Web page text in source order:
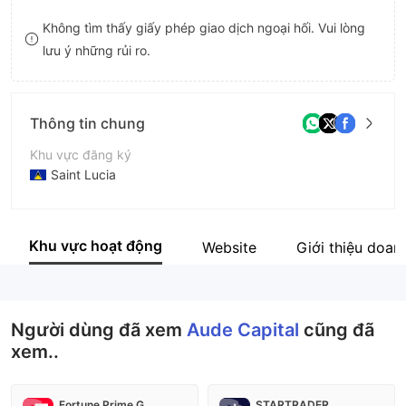
8
9
Không tìm thấy giấy phép giao dịch ngoại hối. Vui lòng
lưu ý những rủi ro.
Thông tin chung
Khu vực đăng ký
Saint Lucia
Tên công ty
Khu vực hoạt động Website Giới thiệu
Người dùng đã xem Aude Capital cũng đã
xem..